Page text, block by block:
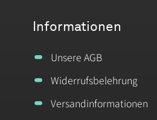
Informationen
Unsere AGB
Widerrufsbelehrung
Versandinformationen